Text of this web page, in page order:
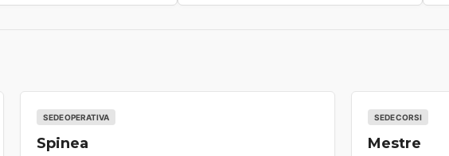
SEDE OPERATIVA
Spinea
SEDE CORSI
Mestre